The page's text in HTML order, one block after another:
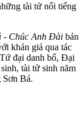
tài tử nổi tiếng
- Chúc Anh Đài bản
khán giả qua tác
đại danh bổ, Đại
tài tử sinh năm
Bá.